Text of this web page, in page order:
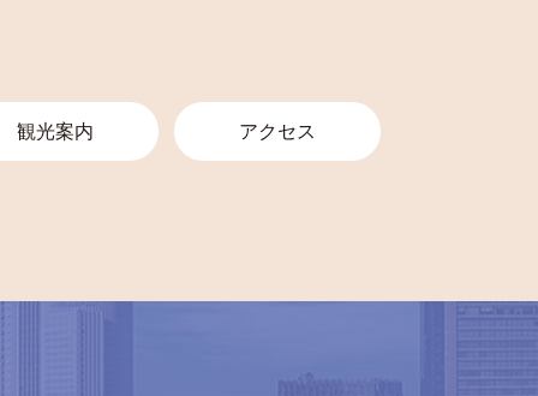
観光案内 アクセス